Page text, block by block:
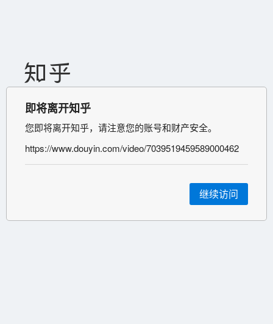
即将离开知乎
您即将离开知乎，请注意您的账号和财产安全。
https://www.douyin.com/video/7039519459589000462
继续访问